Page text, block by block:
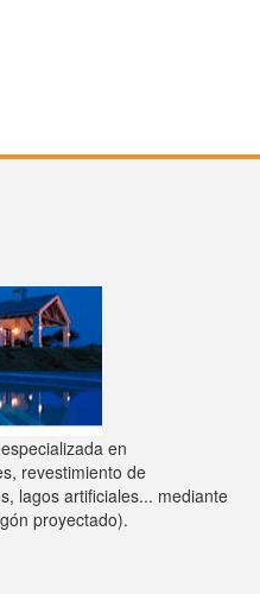
en
revestimiento de
lagos artificiales... mediante
proyectado).